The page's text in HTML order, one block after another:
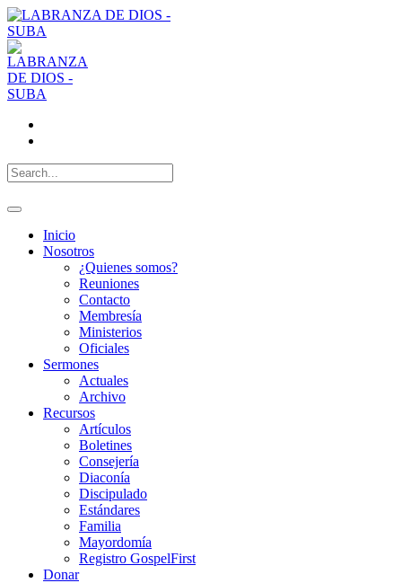
Inicio
Nosotros
¿Quienes somos?
Reuniones
Contacto
Membresía
Ministerios
Oficiales
Sermones
Actuales
Archivo
Recursos
Artículos
Boletines
Consejería
Diaconía
Discipulado
Estándares
Familia
Mayordomía
Registro GospelFirst
Donar